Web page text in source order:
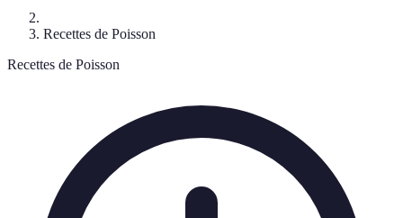
Recettes de Poisson
Recettes de Poisson